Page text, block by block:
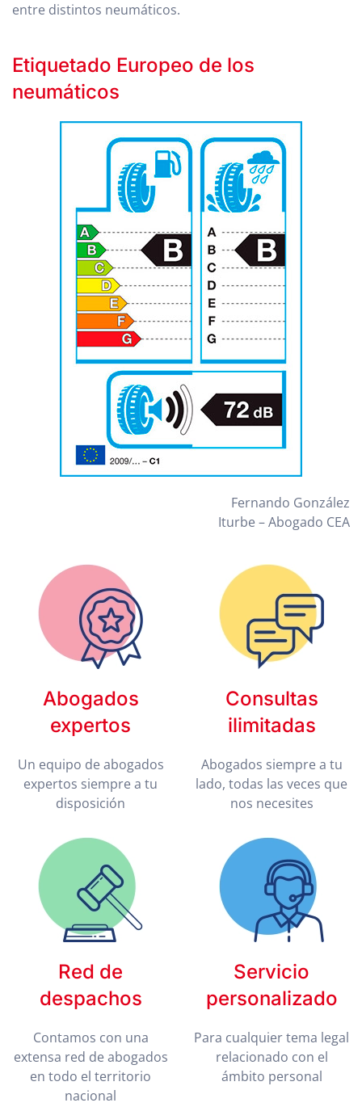
entre distintos neumáticos.
Etiquetado Europeo de los
neumáticos
Fernando González
Iturbe – Abogado CEA
Abogados
expertos
Un equipo de abogados
expertos siempre a tu
disposición
Consultas
ilimitadas
Abogados siempre a tu
lado, todas las veces que
nos necesites
Red de
despachos
Contamos con una
extensa red de abogados
en todo el territorio
nacional
Servicio
personalizado
Para cualquier tema legal
relacionado con el
ámbito personal